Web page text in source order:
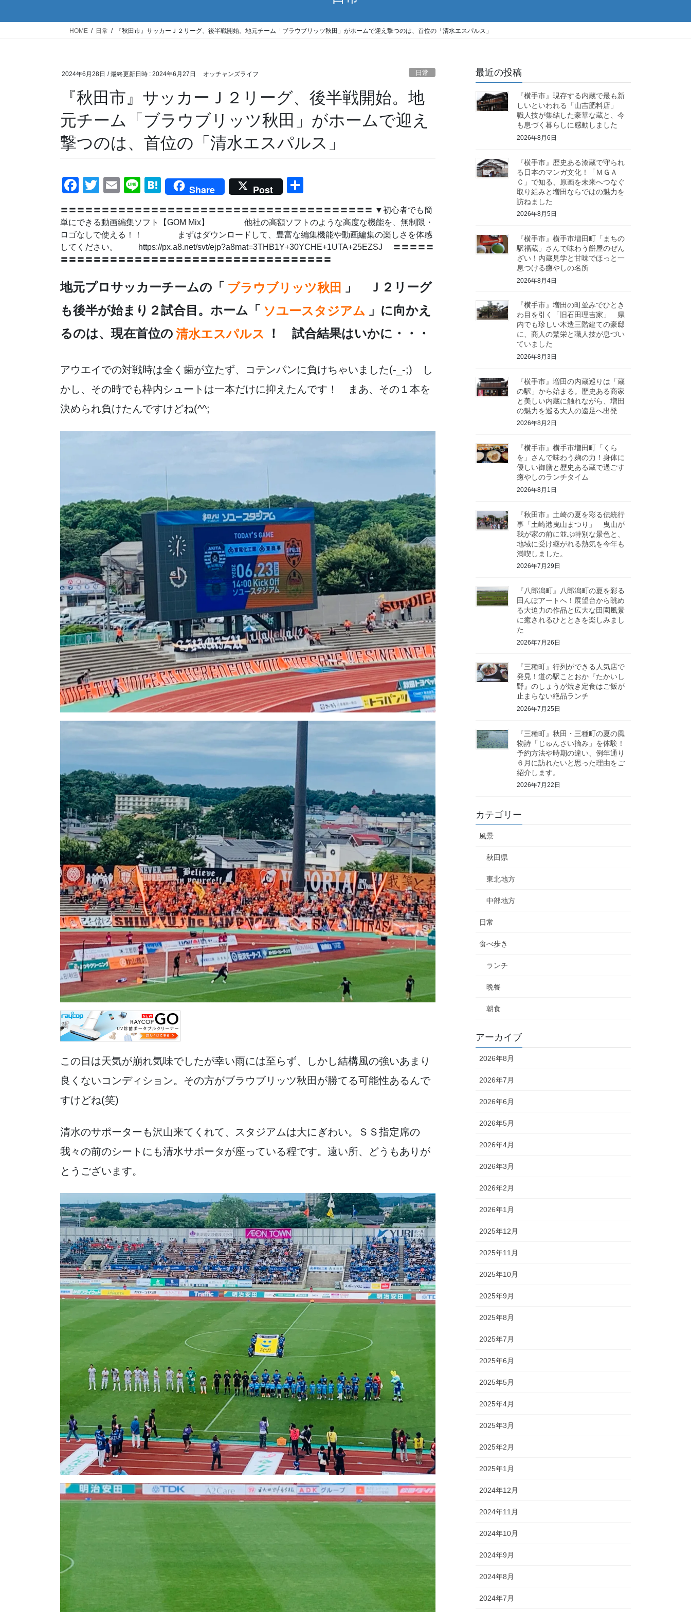
HOME 日常 『秋田市』サッカーＪ２リーグ、後半戦開始。地元チーム「ブラウブリッツ秋田」がホームで迎え撃つのは、首位の「清水エスパルス」
2024年6月28日 / 最終更新日時 : 2024年6月27日 オッチャンズライフ 日常
『秋田市』サッカーＪ２リーグ、後半戦開始。地
元チーム「ブラウブリッツ秋田」がホームで迎え
撃つのは、首位の「清水エスパルス」
F
c
e
b
o
o
k
T
tt
er
E
ail
Li
e
H
e
a
Share Post
〓〓〓〓〓〓〓〓〓〓〓〓〓〓〓〓〓〓〓〓〓〓〓〓〓〓〓〓〓〓〓〓〓〓〓〓〓〓 ▼初心者でも簡
単にできる動画編集ソフト【GOM Mix】 他社の高額ソフトのような高度な機能を、無制限・
ロゴなしで使える！！ まずはダウンロードして、豊富な編集機能や動画編集の楽しさを体感
してください。 https://px.a8.net/svt/ejp?a8mat=3THB1Y+30YCHE+1UTA+25EZSJ 〓〓〓〓〓
〓〓〓〓〓〓〓〓〓〓〓〓〓〓〓〓〓〓〓〓〓〓〓〓〓〓〓〓〓〓〓〓〓
地元プロサッカーチームの「 ブラウブリッツ秋田
」 Ｊ２リーグ
も後半が始まり２試合目。ホーム「 ソユースタジアム 」に向かえ
るのは、現在首位の 清水エスパルス ！ 試合結果はいかに・・・
アウエイでの対戦時は全く歯が立たず、コテンパンに負けちゃいました(-_-;) し
かし、その時でも枠内シュートは一本だけに抑えたんです！ まあ、その１本を
決められ負けたんですけどね(^^;
この日は天気が崩れ気味でしたが幸い雨には至らず、しかし結構風の強いあまり
良くないコンディション。その方がブラウブリッツ秋田が勝てる可能性あるんで
すけどね(笑)
清水のサポーターも沢山来てくれて、スタジアムは大にぎわい。ＳＳ指定席の
我々の前のシートにも清水サポータが座っている程です。遠い所、どうもありが
とうございます。
最近の投稿
『横手市』現存する内蔵で最も新
しいといわれる「山吉肥料店」
職人技が集結した豪華な蔵と、今
も息づく暮らしに感動しました
2026年8月6日
『横手市』歴史ある漆蔵で守られ
る日本のマンガ文化！「ＭＧＡ
Ｃ」で知る、原画を未来へつなぐ
取り組みと増田ならではの魅力を
訪ねました
2026年8月5日
『横手市』横手市増田町「まちの
駅福蔵」さんで味わう餅屋のぜん
ざい！内蔵見学と甘味でほっと一
息つける癒やしの名所
2026年8月4日
『横手市』増田の町並みでひとき
わ目を引く「旧石田理吉家」 県
内でも珍しい木造三階建ての豪邸
に、商人の繁栄と職人技が息づい
ていました
2026年8月3日
『横手市』増田の内蔵巡りは「蔵
の駅」から始まる。歴史ある商家
と美しい内蔵に触れながら、増田
の魅力を巡る大人の遠足へ出発
2026年8月2日
『横手市』横手市増田町「くら
を」さんで味わう麹の力！身体に
優しい御膳と歴史ある蔵で過ごす
癒やしのランチタイム
2026年8月1日
『秋田市』土崎の夏を彩る伝統行
事「土崎港曳山まつり」 曳山が
我が家の前に並ぶ特別な景色と、
地域に受け継がれる熱気を今年も
満喫しました。
2026年7月29日
『八郎潟町』八郎潟町の夏を彩る
田んぼアートへ！展望台から眺め
る大迫力の作品と広大な田園風景
に癒されるひとときを楽しみまし
た
2026年7月26日
『三種町』行列ができる人気店で
発見！道の駅ことおか『たかいし
野』のしょうが焼き定食はご飯が
止まらない絶品ランチ
2026年7月25日
『三種町』秋田・三種町の夏の風
物詩「じゅんさい摘み」を体験！
予約方法や時期の違い、例年通り
６月に訪れたいと思った理由をご
紹介します。
2026年7月22日
カテゴリー
風景
秋田県
東北地方
中部地方
日常
食べ歩き
ランチ
晩餐
朝食
アーカイブ
2026年8月
2026年7月
2026年6月
2026年5月
2026年4月
2026年3月
2026年2月
2026年1月
2025年12月
2025年11月
2025年10月
2025年9月
2025年8月
2025年7月
2025年6月
2025年5月
2025年4月
2025年3月
2025年2月
2025年1月
2024年12月
2024年11月
2024年10月
2024年9月
2024年8月
2024年7月